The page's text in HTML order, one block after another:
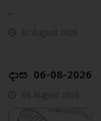
..
07 August 2026
දාස 06-08-2026
06 August 2026